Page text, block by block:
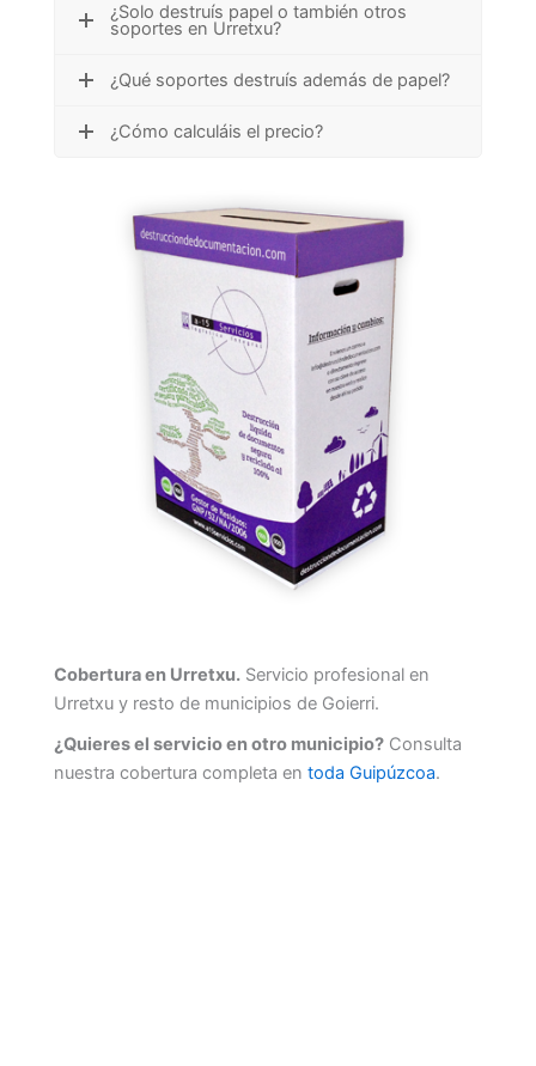
¿Solo destruís papel o también otros
soportes en Urretxu?
¿Qué soportes destruís además de papel?
¿Cómo calculáis el precio?
Cobertura en Urretxu. Servicio profesional en
Urretxu y resto de municipios de Goierri.
¿Quieres el servicio en otro municipio? Consulta
nuestra cobertura completa en toda Guipúzcoa.